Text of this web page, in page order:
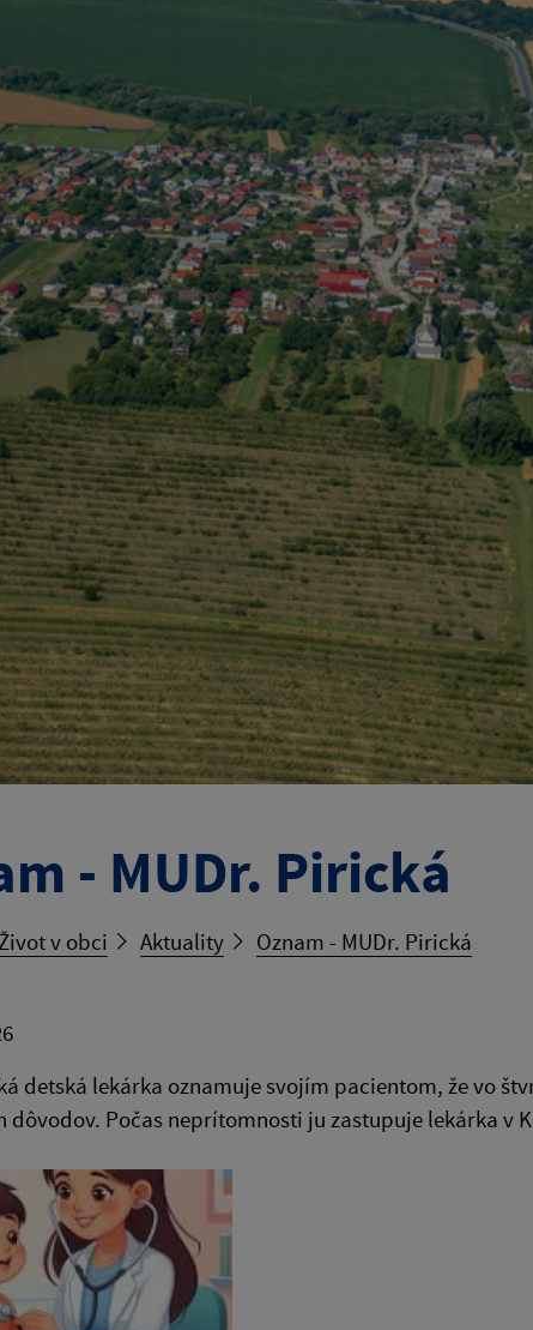
- MUDr. Pirická
Život v obci Aktuality Oznam - MUDr. Pirická
detská lekárka oznamuje svojím pacientom, že vo
dôvodov. Počas neprítomnosti ju zastupuje lekárka v